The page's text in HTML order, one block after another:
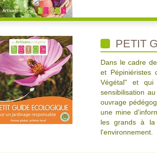
PETIT
Dans le cadre
et Pépiniéristes
Végétal" et qui
sensibilisation
ouvrage
une mine
les grands à la
l'environnement.